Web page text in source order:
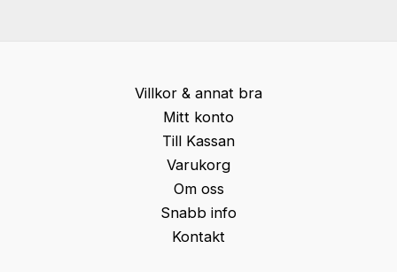
Villkor & annat bra
Mitt konto
Till Kassan
Varukorg
Om oss
Snabb info
Kontakt